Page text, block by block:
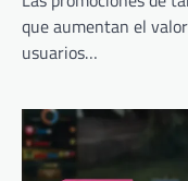
que aumentan el
usuarios…